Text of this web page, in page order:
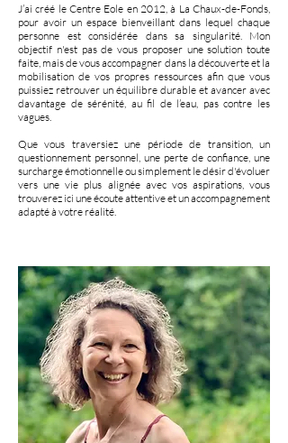
J’ai créé le Centre Eole en 2012, à La Chaux-de-Fonds,
pour avoir un espace bienveillant dans lequel chaque
personne est considérée dans sa singularité. Mon
objectif n'est pas de vous proposer une solution toute
faite, mais de vous accompagner dans la découverte et la
mobilisation de vos propres ressources afin que vous
puissiez retrouver un équilibre durable et avancer avec
davantage de sérénité, au fil de l’eau, pas contre les
vagues.
Que vous traversiez une période de transition, un
questionnement personnel, une perte de confiance, une
surcharge émotionnelle ou simplement le désir d'évoluer
vers une vie plus alignée avec vos aspirations, vous
trouverez ici une écoute attentive et un accompagnement
adapté à votre réalité.